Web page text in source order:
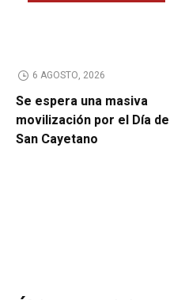
6 AGOSTO, 2026
Se espera una masiva
movilización por el Día de
San Cayetano